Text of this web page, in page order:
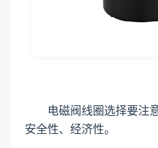
电磁阀线圈选择要注意
安全性、经济性。